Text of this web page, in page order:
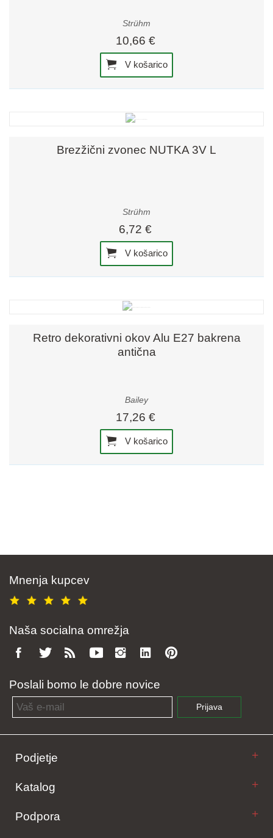
Strühm
10,66 €
V košarico
Brezžični zvonec NUTKA 3V L
Strühm
6,72 €
V košarico
Retro dekorativni okov Alu E27 bakrena
antična
Bailey
17,26 €
V košarico
Mnenja kupcev
Naša socialna omrežja
Poslali bomo le dobre novice
Email address
Prijava
Podjetje
Katalog
Podpora